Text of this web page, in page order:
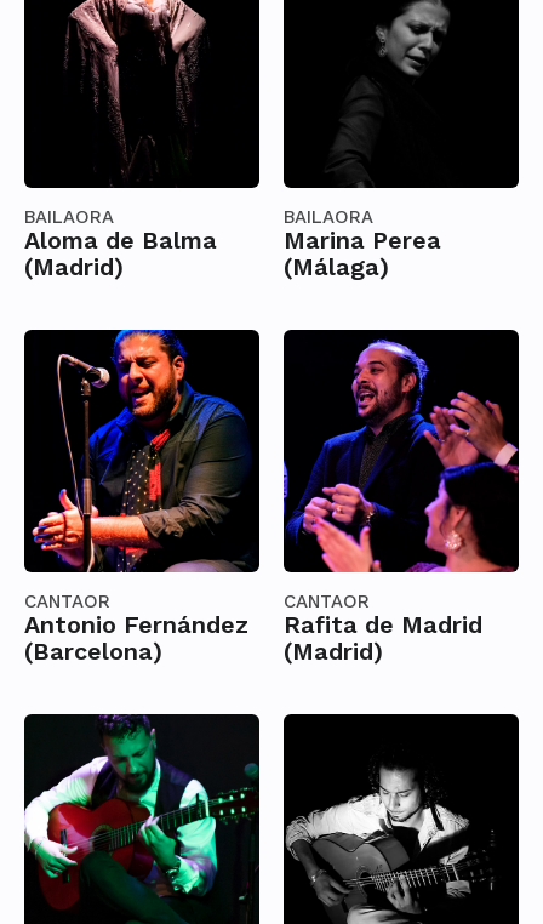
BAILAORA
Aloma de Balma
(Madrid)
BAILAORA
Marina Perea
(Málaga)
CANTAOR
Antonio Fernández
(Barcelona)
CANTAOR
Rafita de Madrid
(Madrid)